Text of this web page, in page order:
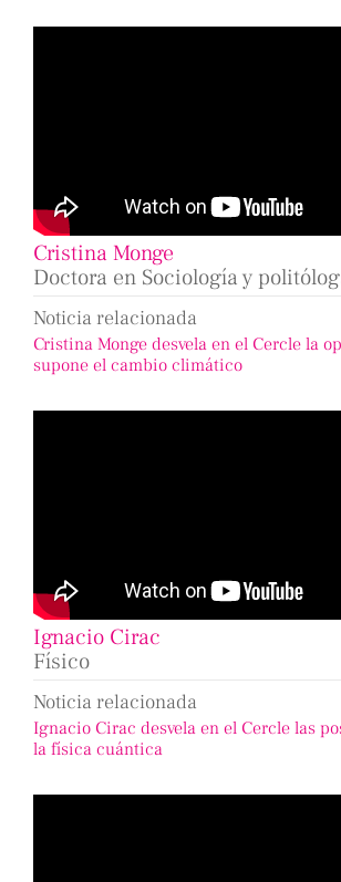
Cristina Monge
Doctora en Sociología y
Noticia relacionada
Cristina Monge desvela en el Cercle la
supone el cambio climático
Ignacio Cirac
Físico
Noticia relacionada
Ignacio Cirac desvela en el Cercle las
la física cuántica